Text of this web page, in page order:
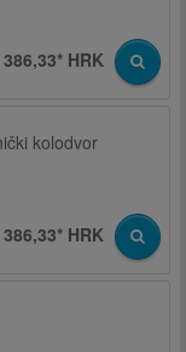
HRK
kolodvor
HRK